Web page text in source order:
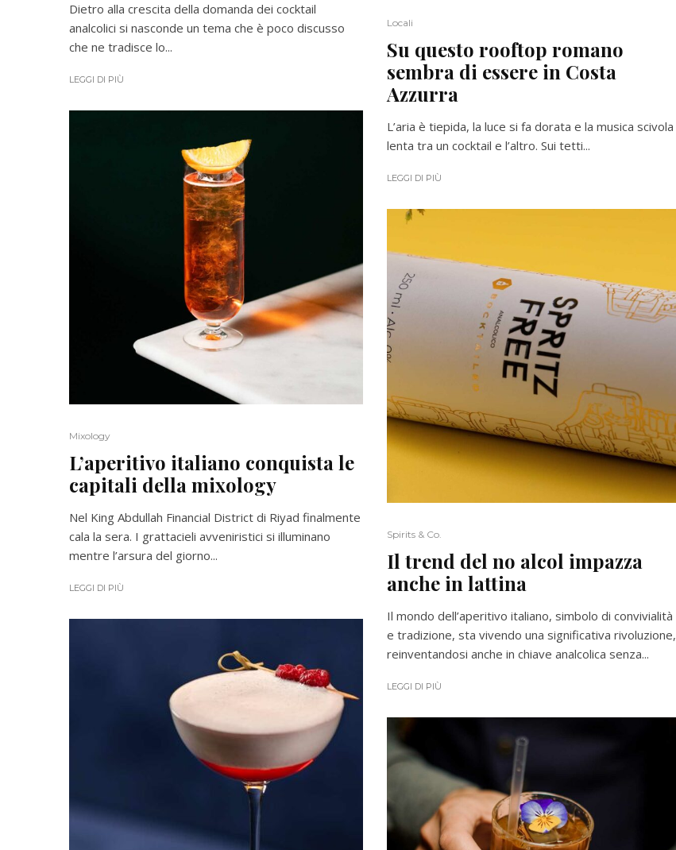
Dietro alla crescita della domanda dei cocktail
analcolici si nasconde un tema che è poco discusso
che ne tradisce lo...
LEGGI DI PIÙ
Mixology
L’aperitivo italiano conquista le
capitali della mixology
Nel King Abdullah Financial District di Riyad finalmente
cala la sera. I grattacieli avveniristici si illuminano
mentre l’arsura del giorno...
LEGGI DI PIÙ
Locali
Su questo rooftop romano
sembra di essere in Costa
Azzurra
L’aria è tiepida, la luce si fa dorata e la musica scivola
lenta tra un cocktail e l’altro. Sui tetti...
LEGGI DI PIÙ
Spirits & Co.
Il trend del no alcol impazza
anche in lattina
Il mondo dell’aperitivo italiano, simbolo di convivialità
e tradizione, sta vivendo una significativa rivoluzione,
reinventandosi anche in chiave analcolica senza...
LEGGI DI PIÙ